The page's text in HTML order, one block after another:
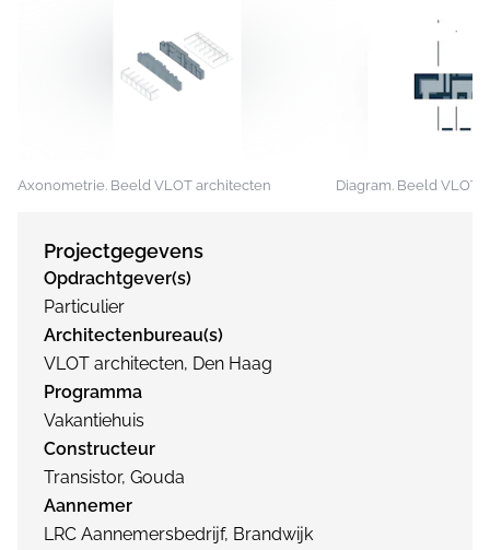
Axonometrie. Beeld VLOT architecten Diagram. Beeld VLOT
Projectgegevens
Opdrachtgever(s)
Particulier
Architectenbureau(s)
VLOT architecten, Den Haag
Programma
Vakantiehuis
Constructeur
Transistor, Gouda
Aannemer
LRC Aannemersbedrijf, Brandwijk